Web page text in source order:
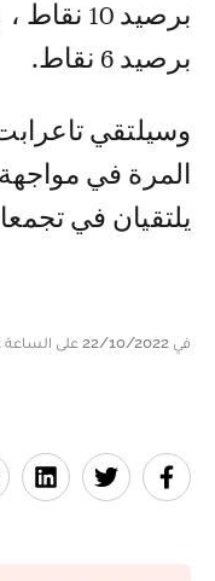
برصيد
برصيد 6 نقاط.
وسيلتقي
المرة في
يلتقيان في
في 22/10/2022 على الساعة 10:32